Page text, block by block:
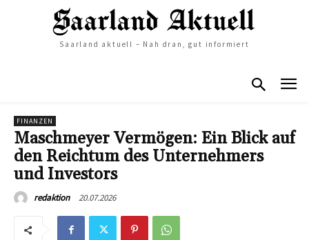
Saarland aktuell – Nah dran, gut informiert
FINANZEN
Maschmeyer Vermögen: Ein Blick auf
den Reichtum des Unternehmers
und Investors
redaktion 20.07.2026